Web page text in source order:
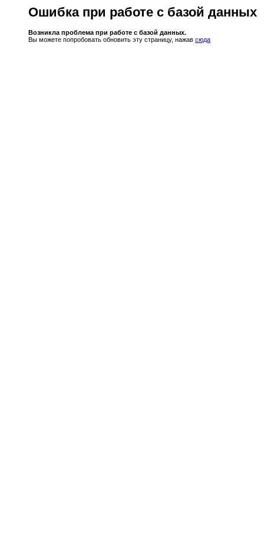
Ошибка при работе с базой данных
Возникла проблема при работе с базой данных.
Вы можете попробовать обновить эту страницу, нажав сюда